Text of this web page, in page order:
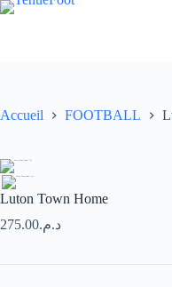
Passer
Accueil FOOTBALL
Luton Town Home
د.م.275.00